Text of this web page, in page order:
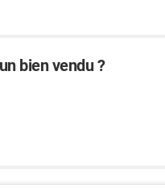
bien vendu ?